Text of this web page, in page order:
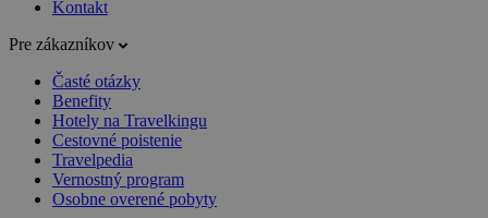
Kontakt
Pre zákazníkov
Časté otázky
Benefity
Hotely na Travelkingu
Cestovné poistenie
Travelpedia
Vernostný program
Osobne overené pobyty